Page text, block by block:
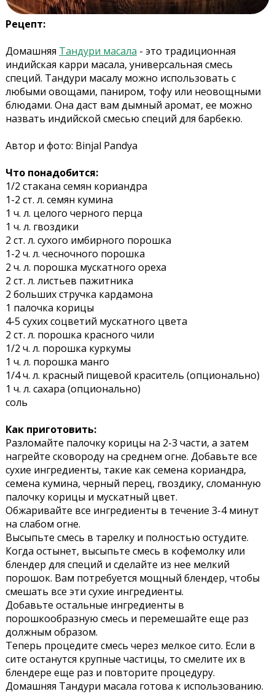
Рецепт:
Домашняя Тандури масала - это традиционная
индийская карри масала, универсальная смесь
специй. Тандури масалу можно использовать с
любыми овощами, паниром, тофу или неовощными
блюдами. Она даст вам дымный аромат, ее можно
назвать индийской смесью специй для барбекю.
Автор и фото: Binjal Pandya
Что понадобится:
1/2 стакана семян кориандра
1-2 ст. л. семян кумина
1 ч. л. целого черного перца
1 ч. л. гвоздики
2 ст. л. сухого имбирного порошка
1-2 ч. л. чесночного порошка
2 ч. л. порошка мускатного ореха
2 ст. л. листьев пажитника
2 больших стручка кардамона
1 палочка корицы
4-5 сухих соцветий мускатного цвета
2 ст. л. порошка красного чили
1/2 ч. л. порошка куркумы
1 ч. л. порошка манго
1/4 ч. л. красный пищевой краситель (опционально)
1 ч. л. сахара (опционально)
соль
Как приготовить:
Разломайте палочку корицы на 2-3 части, а затем
нагрейте сковороду на среднем огне. Добавьте все
сухие ингредиенты, такие как семена кориандра,
семена кумина, черный перец, гвоздику, сломанную
палочку корицы и мускатный цвет.
Обжаривайте все ингредиенты в течение 3-4 минут
на слабом огне.
Высыпьте смесь в тарелку и полностью остудите.
Когда остынет, высыпьте смесь в кофемолку или
блендер для специй и сделайте из нее мелкий
порошок. Вам потребуется мощный блендер, чтобы
смешать все эти сухие ингредиенты.
Добавьте остальные ингредиенты в
порошкообразную смесь и перемешайте еще раз
должным образом.
Теперь процедите смесь через мелкое сито. Если в
сите останутся крупные частицы, то смелите их в
блендере еще раз и повторите процедуру.
Домашняя Тандури масала готова к использованию.